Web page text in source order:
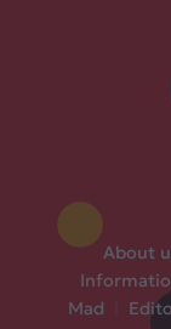
About
Mad